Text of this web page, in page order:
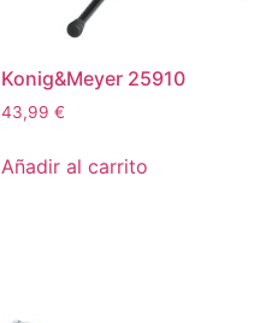
Konig&Meyer 25910
43,99 €
Añadir al carrito